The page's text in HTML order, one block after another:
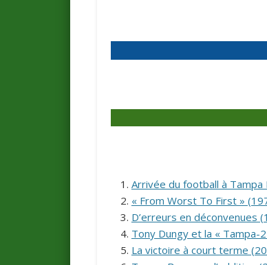
Arrivée du football à
« From Worst To First »
D’erreurs en déconvenues
Tony Dungy et la « Tampa-
La victoire à court terme